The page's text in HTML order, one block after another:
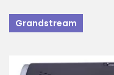
Grandstream